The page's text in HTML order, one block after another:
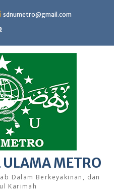
sdnumetro@gmail.com
METRO
Dalam Berkeyakinan, dan
Karimah